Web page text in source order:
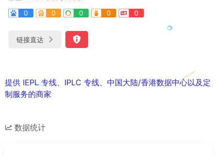
0
0 0 0 0
链接直达
提供 IEPL 专线、IPLC 专线、中国大陆/香港数据中心以及定
制服务的商家
数据统计